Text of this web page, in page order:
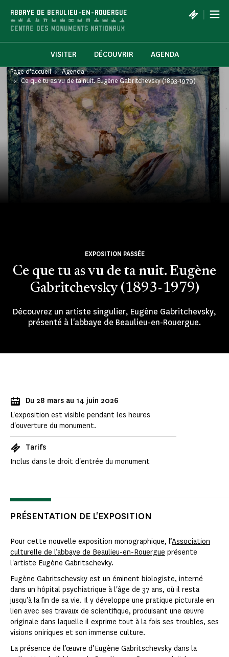
ABBAYE DE BEAULIEU-EN-ROUERGUE |
VISITER DÉCOUVRIR AGENDA
Page d'accueil
Agenda
Ce que tu as vu de ta nuit. Eugène Gabritchevsky (1893-1979)
Ce que tu as vu de ta nuit. Eugène
Gabritchevsky (1893-1979)
EXPOSITION PASSÉE
Découvrez un artiste singulier, Eugène Gabritchevsky,
présenté à l'abbaye de Beaulieu-en-Rouergue.
Du 28 mars au 14 juin 2026
L'exposition est visible pendant les heures
d'ouverture du monument.
Tarifs
Inclus dans le droit d'entrée du monument
PRÉSENTATION DE L'EXPOSITION
Pour cette nouvelle exposition monographique, l’Association
culturelle de l’abbaye de Beaulieu-en-Rouergue présente
l'artiste Eugène Gabritschevky.
Eugène Gabritschevsky est un éminent biologiste, interné
dans un hôpital psychiatrique à l'âge de 37 ans, où il resta
jusqu’à la fin de sa vie. Il y développe une pratique picturale en
lien avec ses travaux de scientifique, produisant une œuvre
originale dans laquelle il exprime tout à la fois ses troubles, ses
visions oniriques et son immense culture.
La présence de l’œuvre d’Eugène Gabritschevsky dans la